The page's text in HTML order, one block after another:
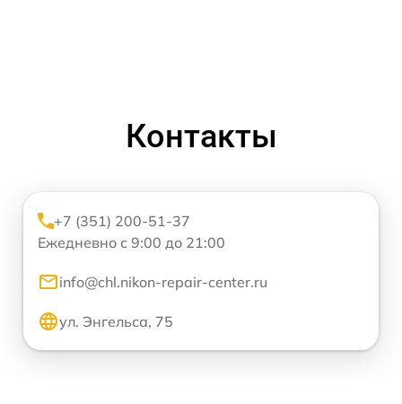
Контакты
+7 (351) 200-51-37
Ежедневно с 9:00 до 21:00
info@chl.nikon-repair-center.ru
ул. Энгельса, 75